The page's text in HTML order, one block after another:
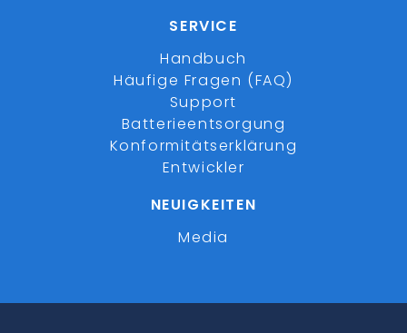
SERVICE
Handbuch
Häufige Fragen (FAQ)
Support
Batterieentsorgung
Konformitätserklärung
Entwickler
NEUIGKEITEN
Media